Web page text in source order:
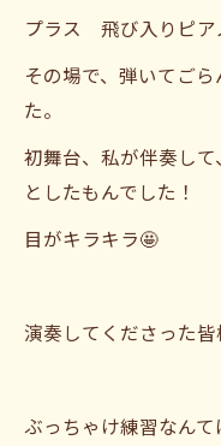
プラス 飛び入りピア
その場で、弾いてご
た。
初舞台、私が伴奏し
としたもんでした！
目がキラキラ🤩
演奏してくださった皆
ぶっちゃけ練習なん